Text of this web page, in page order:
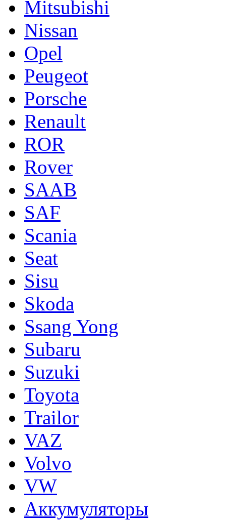
Mitsubishi
Nissan
Opel
Peugeot
Porsche
Renault
ROR
Rover
SAAB
SAF
Scania
Seat
Sisu
Skoda
Ssang Yong
Subaru
Suzuki
Toyota
Trailor
VAZ
Volvo
VW
Аккумуляторы